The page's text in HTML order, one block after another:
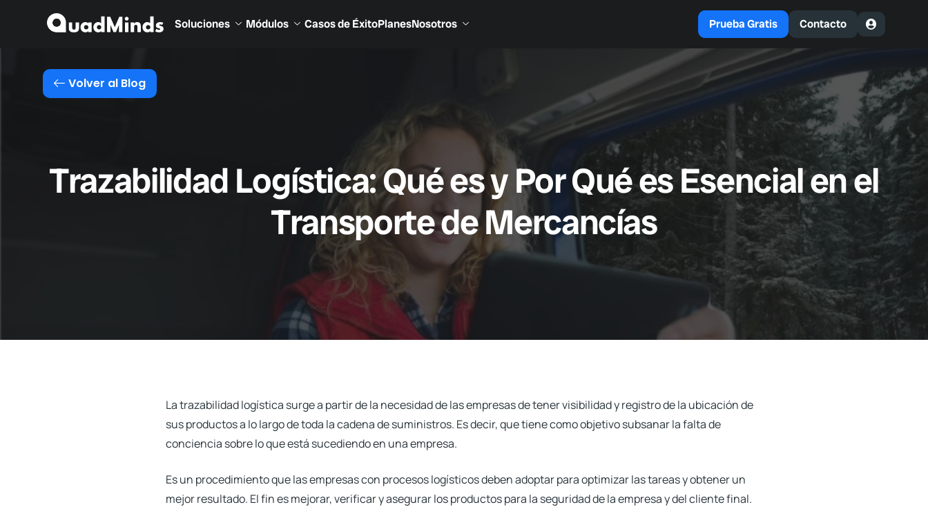
Soluciones Módulos Casos de ÉxitoPlanesNosotros Prueba Gratis Contacto
Volver al Blog
Trazabilidad Logística: Qué es y Por Qué es Esencial en el
Transporte de Mercancías
Latrazabilidad logística surge a partir de la necesidad de las empresas de tener visibilidad y registro de la ubicación de
sus productos a lo largo de toda la cadena de suministros. Es decir, que tiene como objetivo subsanar la falta de
conciencia sobre lo que está sucediendo en una empresa.
Es un procedimiento que las empresas con procesos logísticos deben adoptar para optimizar las tareas y obtener un
mejor resultado. El fin es mejorar, verificar y asegurar los productos para la seguridad de la empresa y del cliente final.